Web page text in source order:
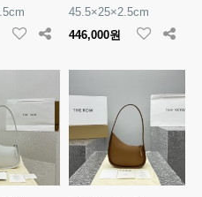
45.5×25×2.5cm
446,000원